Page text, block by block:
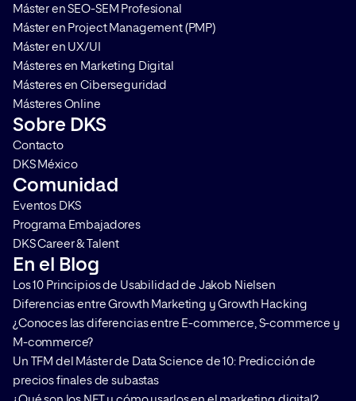
Máster en SEO-SEM Profesional
Máster en Project Management (PMP)
Máster en UX/UI
Másteres en Marketing Digital
Másteres en Ciberseguridad
Másteres Online
Sobre DKS
Contacto
DKS México
Comunidad
Eventos DKS
Programa Embajadores
DKS Career & Talent
En el Blog
Los 10 Principios de Usabilidad de Jakob Nielsen
Diferencias entre Growth Marketing y Growth Hacking
¿Conoces las diferencias entre E-commerce, S-commerce y
M-commerce?
Un TFM del Máster de Data Science de 10: Predicción de
precios finales de subastas